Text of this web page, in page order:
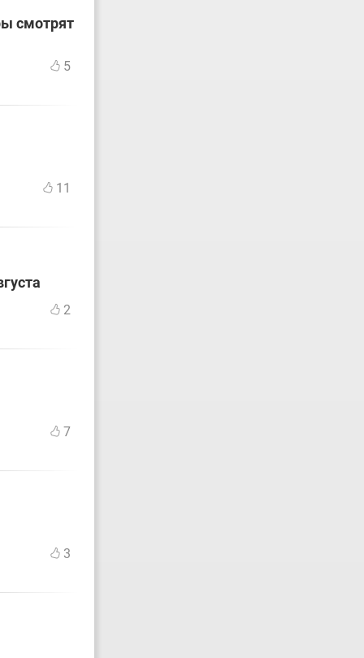
смотрят
5
11
2
7
3